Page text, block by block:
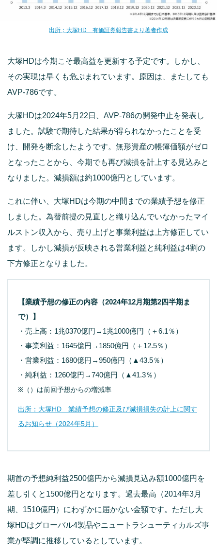
出所；大塚HD 有価証券報告書より著者作成
大塚HDは今期こそ最高益を更新する予定です。しかし、
その実現は早くも危ぶまれています。原因は、またしても
AVP‐786です。
大塚HDは2024年5月22日、AVP‐786の開発中止を発表し
ました。試験で期待した結果が得られなかったことを受
け、開発を断念したようです。無形資産の帳簿価額がゼロ
となったことから、今期でも再び減損を計上する見込みと
なりました。減損額は約1000億円としています。
これに伴い、大塚HDは今期の中間までの業績予想を修正
しました。為替前提の見直しと織り込んでいなかったマイ
ルストン収入から、売り上げと事業利益は上方修正してい
ます。しかし減損が反映される営業利益と純利益は4割の
下方修正となりました。
【業績予想の修正の内容（2024年12月期第2四半期ま
で）】
・売上高：1兆0370億円→1兆1000億円（＋6.1％）
・事業利益：1645億円→1850億円（＋12.5％）
・営業利益：1680億円→950億円（▲43.5％）
・純利益：1260億円→740億円（▲41.3％）
※（）は前回予想からの増減率
出所：大塚HD 業績予想の修正及び減損損失の計上に関す
るお知らせ（2024年5月）
期首の予想純利益2500億円から減損見込み額1000億円を
差し引くと1500億円となります。過去最高（2014年3月
期、1510億円）にわずかに届かない金額です。ただし大
塚HDはグローバル4製品やニュートラシューティカルズ事
業が堅調に推移しているとしています。